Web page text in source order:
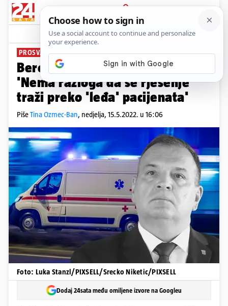
PRIJAVA
News Komentari
PROSVJED U PONEDJELJAK
Beroš o štrajku vozača saniteta:
'Nema razloga da se rješenje
traži preko 'leđa' pacijenata'
PišeTina Ozmec-Ban, nedjelja, 15.5.2022. u 16:06
Foto: Luka Stanzl/PIXSELL/Srecko Niketic/PIXSELL
Dodaj 24sata među omiljene izvore na Googleu